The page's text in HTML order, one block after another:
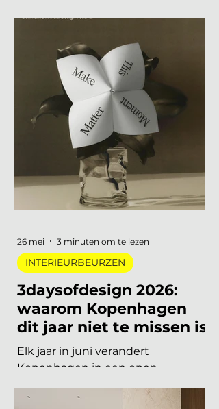
herontdekken. Niet als
verplichting, maar als keuze. Want
dit jaar is het aanbod ronduit sterk:
van een lang uitgesteld eerbetoon
aan een Nederlandse
designlegende tot een
tentoonstelling waar je letterlijk
moet bewegen om het werk te
begrijpen. Van digitale pioniers in
een Depot-zaal tot marmer dat
architectuur omvormt tot
tentoonstellingen, verspreid over
Nederland, die de moeite waard
zijn om speci
3daysofdesign 2026:
waarom Kopenhagen
dit jaar niet te missen is
Kopenhagen in een open
INTERIEURBEURZEN
26 mei 3 minuten om te lezen